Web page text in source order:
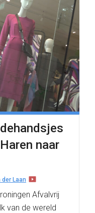
naar
der Laan
Afvalvrij
van de wereld